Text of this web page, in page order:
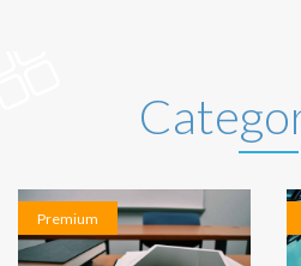
Premium